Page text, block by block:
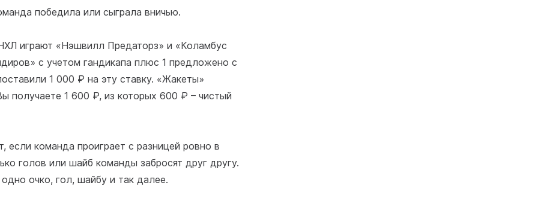
победила или сыграла вничью.
играют «Нэшвилл Предаторз» и «Коламбус
с учетом гандикапа плюс 1 предложено с
1 000 ₽ на эту ставку. «Жакеты»
получаете 1 600 ₽, из которых 600 ₽ – чистый
если команда проиграет с разницей ровно в
голов или шайб команды забросят друг другу.
очко, гол, шайбу и так далее.